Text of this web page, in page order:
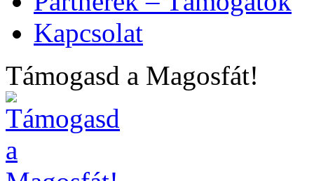
Kapcsolat
Támogasd a Magosfát!